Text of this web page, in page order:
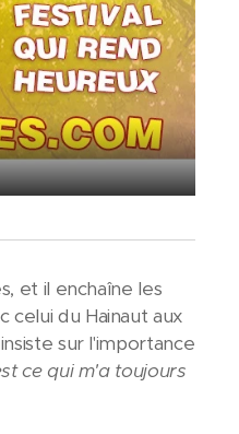
et il enchaîne les
celui du Hainaut aux
sur l'importance
ce qui m'a toujours